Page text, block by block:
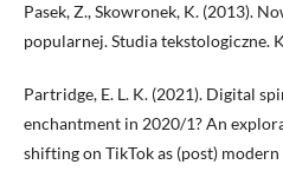
Pasek, Z., Skowronek, K. (2013).
popularnej. Studia
Partridge, E. L. K. (2021). Digital
enchantment in 2020/1? An
shifting on TikTok as (post)